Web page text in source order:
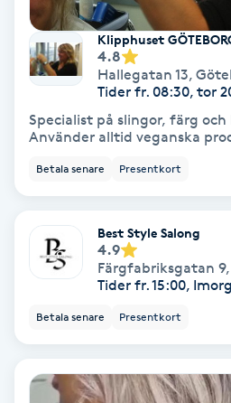
Hyaluronsyra
Hyperhidros
Hypnos
Hårbottenbehandling
Hårförlängning
Hälsa
Klipphuset
4.8
Hallegatan 13,
Tider fr. 08:30, tor
Specialist på slingor, färg
Använder alltid veganska
Betala senare Presentkort
Best Style Salong
4.9
Färgfabriksgatan 9,
Tider fr. 15:00,
Betala senare Presentkort